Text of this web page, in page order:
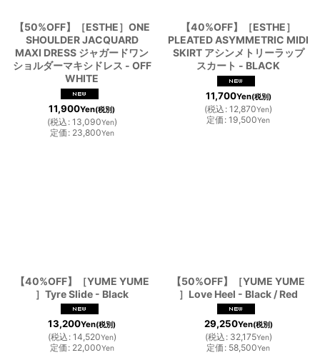
【50%OFF】［ESTHE］ONE
SHOULDER JACQUARD
MAXI DRESS ジャガードワン
ショルダーマキシドレス - OFF
WHITE
11,900Yen(税別)
(税込 : 13,090Yen)
定価 : 23,800Yen
【40%OFF】［ESTHE］
PLEATED ASYMMETRIC MIDI
SKIRT アシンメトリーラップ
スカート - BLACK
11,700Yen(税別)
(税込 : 12,870Yen)
定価 : 19,500Yen
【40%OFF】［YUME YUME
］Tyre Slide - Black
13,200Yen(税別)
(税込 : 14,520Yen)
定価 : 22,000Yen
【50%OFF】［YUME YUME
］Love Heel - Black / Red
29,250Yen(税別)
(税込 : 32,175Yen)
定価 : 58,500Yen